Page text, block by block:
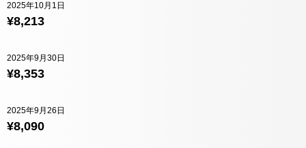
¥8,213
2025年10月1日
¥8,353
2025年9月30日
¥8,090
2025年9月26日